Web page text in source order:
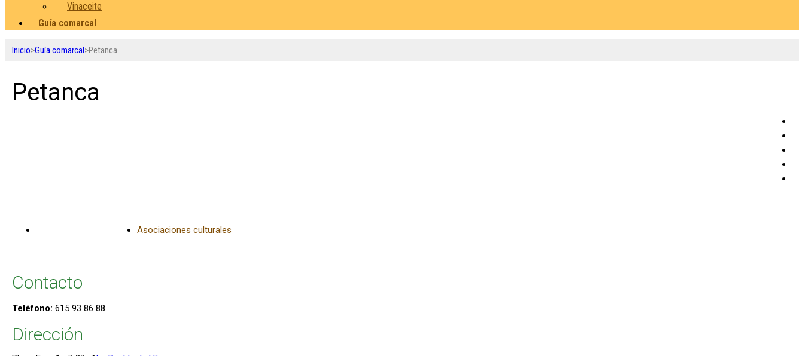
Vinaceite
Guía comarcal
Inicio>Guía comarcal>Petanca
Petanca
Asociaciones culturales
Contacto
Teléfono: 615 93 86 88
Dirección